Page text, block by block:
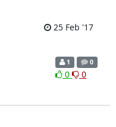
25 Feb '17
1 0
0 0